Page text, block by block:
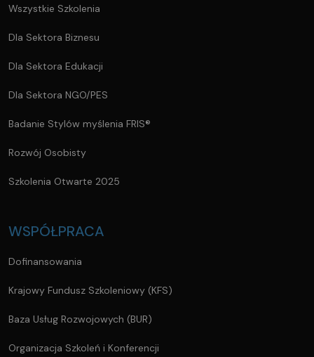
Wszystkie Szkolenia
Dla Sektora Biznesu
Dla Sektora Edukacji
Dla Sektora NGO/PES
Badanie Stylów myślenia FRIS®
Rozwój Osobisty
Szkolenia Otwarte 2025
WSPÓŁPRACA
Dofinansowania
Krajowy Fundusz Szkoleniowy (KFS)
Baza Usług Rozwojowych (BUR)
Organizacja Szkoleń i Konferencji